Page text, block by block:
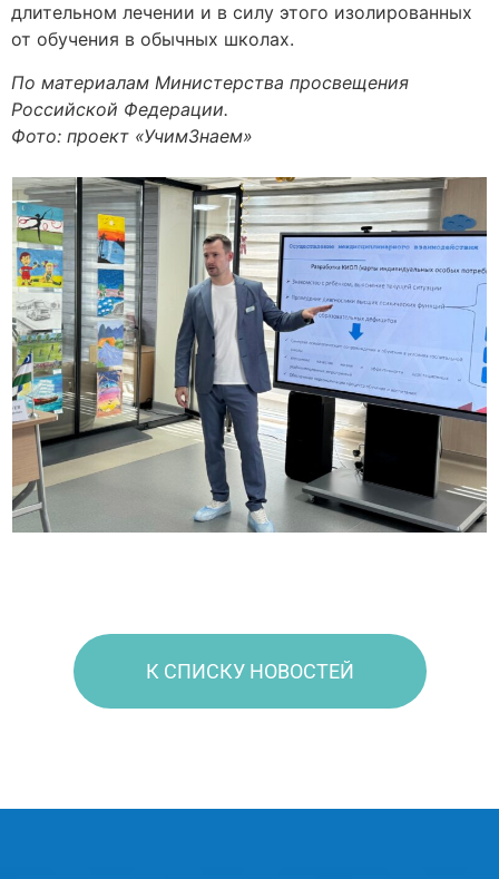
длительном лечении и в силу этого изолированных
от обучения в обычных школах.
По материалам Министерства просвещения
Российской Федерации.
Фото: проект «УчимЗнаем»
К СПИСКУ НОВОСТЕЙ